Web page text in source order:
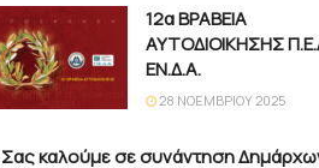
12α ΒΡΑΒΕΙΑ
ΑΥΤΟΔΙΟΙΚΗΣΗΣ
ΕΝ.Δ.Α.
28 ΝΟΕΜΒΡΊΟΥ 2025
Σας καλούμε σε συνάντηση